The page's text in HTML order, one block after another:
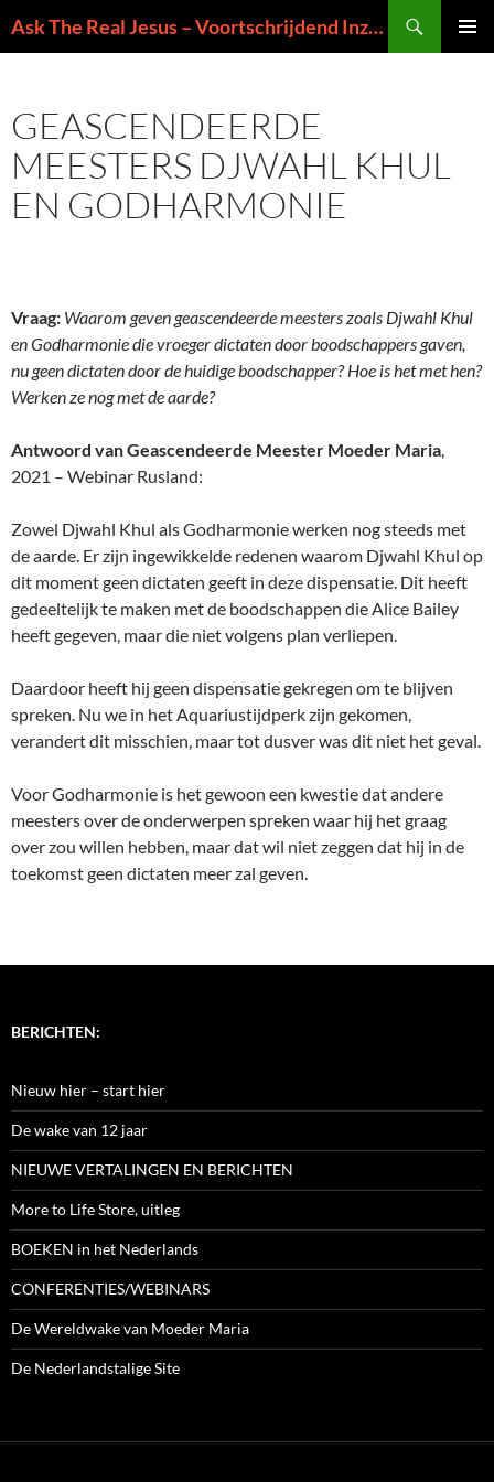
naar
Ask The Real Jesus – Voortschrijdend Inzicht in de Zin van het Leven
GEASCENDEERDE
MEESTERS DJWAHL KHUL
EN GODHARMONIE
Vraag: Waarom geven geascendeerde meesters zoals Djwahl Khul
en Godharmonie dievroegerdictaten door boodschappers gaven,
nu geen dictaten door de huidige boodschapper? Hoe is het met hen?
Werken ze nog met de aarde?
Antwoord van Geascendeerde Meester Moeder Maria,
2021 – Webinar Rusland:
Zowel Djwahl Khul als Godharmonie werken nog steeds met
de aarde. Er zijn ingewikkelde redenen waarom Djwahl Khul op
dit moment geen dictaten geeft in deze dispensatie. Dit heeft
gedeeltelijk te maken met de boodschappen die Alice Bailey
heeft gegeven, maar die niet volgens plan verliepen.
Daardoor heeft hij geen dispensatie gekregen om te blijven
spreken. Nu we in het Aquariustijdperk zijn gekomen,
verandert dit misschien, maar tot dusver was dit niet het geval.
Voor Godharmonie is het gewoon een kwestie dat andere
meesters over de onderwerpen spreken waar hij het graag
over zou willen hebben, maar dat wil niet zeggen dat hij in de
toekomst geen dictaten meer zal geven.
BERICHTEN:
Nieuw hier – start hier
De wake van 12 jaar
NIEUWE VERTALINGEN EN BERICHTEN
More to Life Store, uitleg
BOEKEN in het Nederlands
CONFERENTIES/WEBINARS
De Wereldwake van Moeder Maria
De Nederlandstalige Site